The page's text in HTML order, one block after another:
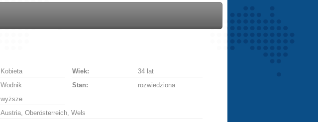
Kobieta Wiek:
34 lat
Wodnik Stan:
rozwiedziona
wyższe
Austria, Oberösterreich, Wels